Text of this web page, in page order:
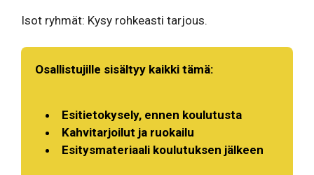
Isot ryhmät: Kysy rohkeasti tarjous.
Osallistujille sisältyy kaikki tämä:
Esitietokysely, ennen koulutusta
Kahvitarjoilut ja ruokailu
Esitysmateriaali koulutuksen jälkeen